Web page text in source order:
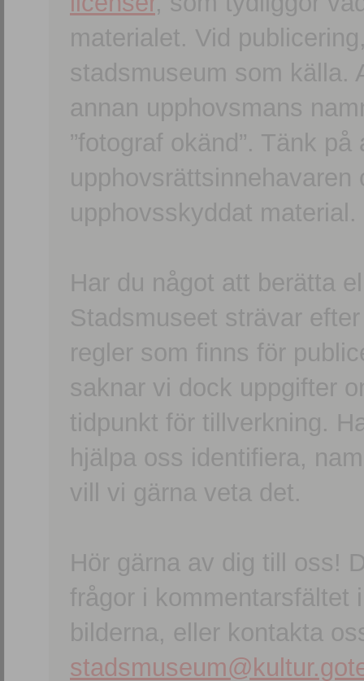
materialet. Vid
stadsmuseum som källa.
annan upphovsmans
”fotograf okänd”. Tänk
upphovsskyddat material.
Har du något att berätta
Stadsmuseet strävar
regler som finns för
saknar vi dock uppgifter
tidpunkt för tillverkning.
hjälpa oss identifiera,
vill vi gärna veta det.
Hör gärna av dig till oss!
frågor i kommentarsfältet
bilderna, eller kontakta